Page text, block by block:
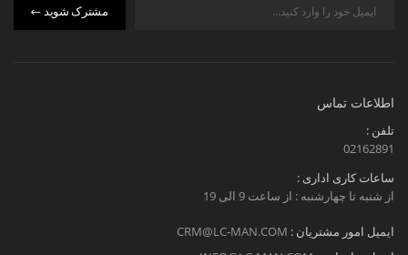
مشترک شوید
اطلاعات تماس
تلفن :
02162891
ساعات کاری اداری :
از شنبه تا چهارشنبه : از ساعت 9 الی 19
ایمیل امور مشتریان : CRM@LC-MAN.COM